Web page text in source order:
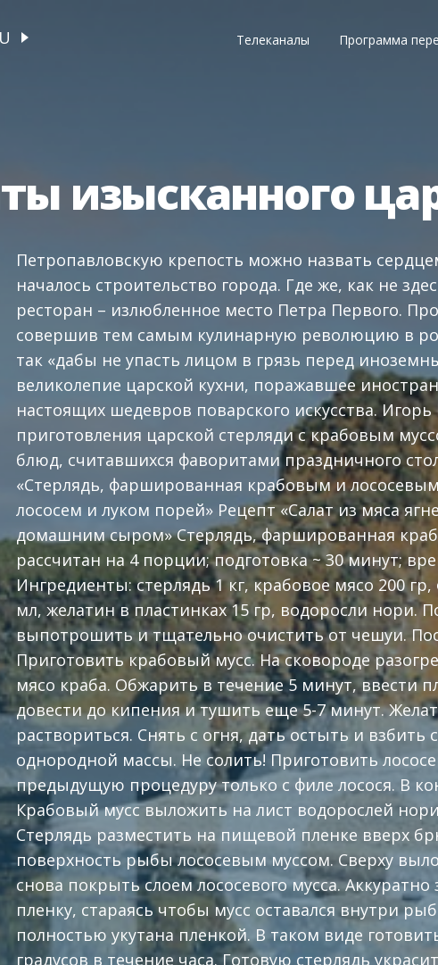
Телеканалы Программа
изысканного
Петропавловскую крепость можно назвать
началось строительство города. Где же, как не
ресторан – излюбленное место Петра Первого.
совершив тем самым кулинарную революцию в
так «дабы не упасть лицом в грязь перед
великолепие царской кухни, поражавшее
настоящих шедевров поварского искусства.
приготовления царской стерляди с крабовым
блюд, считавшихся фаворитами праздничного
«Стерлядь, фаршированная крабовым и лососевым
лососем и луком порей» Рецепт «Салат из мяса
домашним сыром» Стерлядь, фаршированная
рассчитан на 4 порции; подготовка ~ 30 минут;
Ингредиенты: стерлядь 1 кг, крабовое мясо 200 гр,
мл, желатин в пластинках 15 гр, водоросли нори.
выпотрошить и тщательно очистить от чешуи.
Приготовить крабовый мусс. На сковороде
мясо краба. Обжарить в течение 5 минут, ввести
довести до кипения и тушить еще 5-7 минут.
раствориться. Снять с огня, дать остыть и
однородной массы. Не солить! Приготовить
предыдущую процедуру только с филе лосося. В
Крабовый мусс выложить на лист водорослей
Стерлядь разместить на пищевой пленке вверх
поверхность рыбы лососевым муссом. Сверху
снова покрыть слоем лососевого мусса.
пленку, стараясь чтобы мусс оставался внутри
полностью укутана пленкой. В таком виде
градусов в течение часа. Готовую стерлядь